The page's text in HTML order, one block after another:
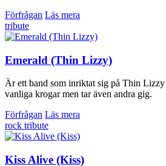
Förfrågan Läs mera
tribute
Emerald (Thin Lizzy)
Är ett band som inriktat sig på Thin Lizzy
vanliga krogar men tar även andra gig.
Förfrågan Läs mera
rock tribute
Kiss Alive (Kiss)